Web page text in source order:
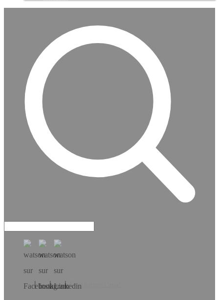
Téléchargez l’app!